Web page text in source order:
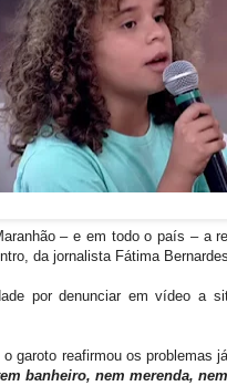
– e em todo o país – a
da jornalista Fátima
por denunciar em vídeo a
garoto reafirmou os problemas
banheiro, nem merenda,